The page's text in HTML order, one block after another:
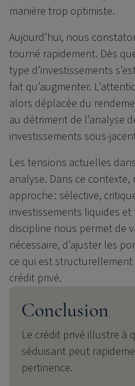
manière trop optimiste.
Aujourd’hui, nous
tourné rapidement. Dès
type d’investissements
fait qu’augmenter.
alors déplacée du
au détriment de l’analyse
investissements sous-
Les tensions actuelles
analyse. Dans ce
approche : sélective,
investissements liquides
discipline nous permet de
nécessaire, d’ajuster les
ce qui est
crédit privé.
Conclusion
Le crédit privé illustre à
séduisant peut
pertinence.